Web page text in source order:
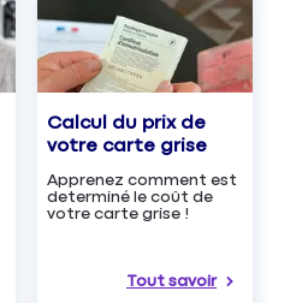
Calcul du prix de
votre carte grise
Apprenez comment est
determiné le coût de
votre carte grise !
Tout savoir